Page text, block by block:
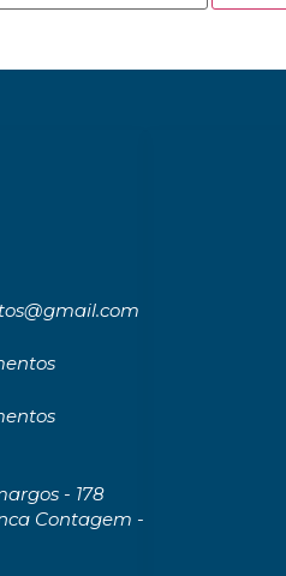
- 178
Contagem -